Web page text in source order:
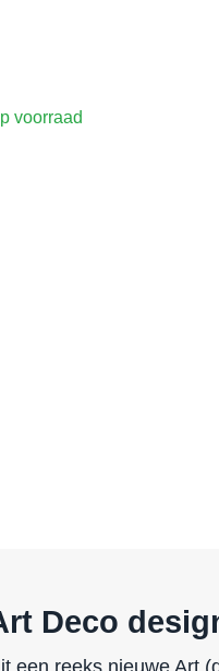
voorraad
Deco
een reeks nieuwe Art